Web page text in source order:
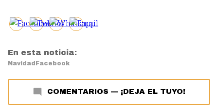
En esta noticia:
NavidadFacebook
COMENTARIOS — ¡DEJA EL TUYO!